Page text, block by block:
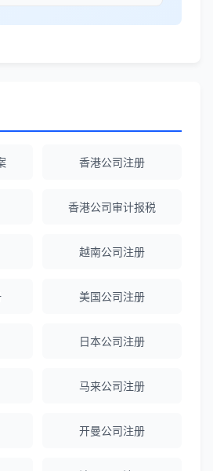
★★★★☆
★★★★★
服务非常专业，顾问响应迅
香港公司注册
香港公司审计报税
越南公司注册
美国公司注册
日本公司注册
马来公司注册
开曼公司注册